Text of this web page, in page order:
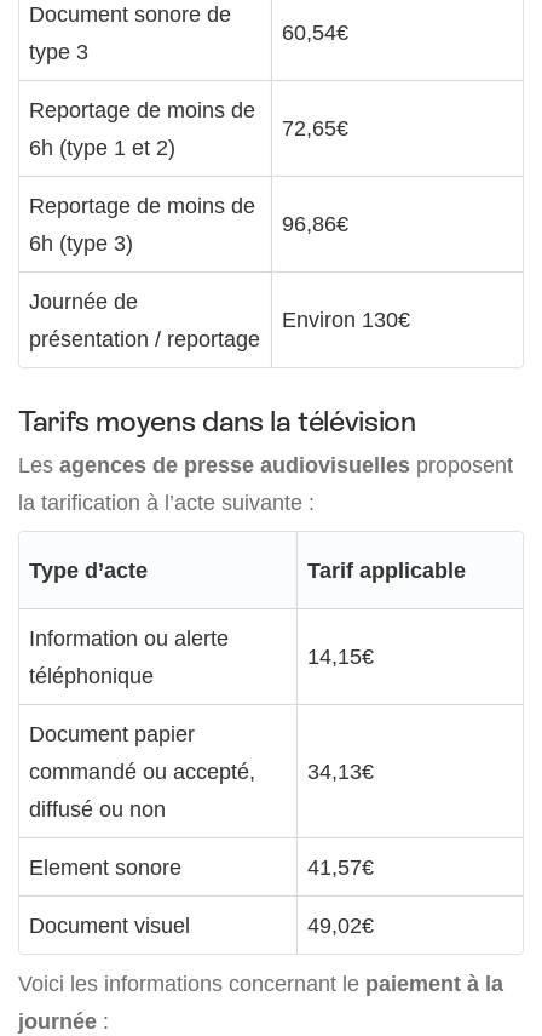
Document sonore de
type 3
60,54€
Reportage de moins de
6h (type 1 et 2)
72,65€
Reportage de moins de
6h (type 3)
96,86€
Journée de
présentation / reportage
Environ 130€
Tarifs moyens dans la télévision
Les agences de presse audiovisuelles proposent
la tarification à l’acte suivante :
Type d’acte Tarif applicable
Information ou alerte
téléphonique
14,15€
Document papier
commandé ou accepté,
diffusé ou non
34,13€
Element sonore 41,57€
Document visuel 49,02€
Voici les informations concernant le paiement à la
journée :